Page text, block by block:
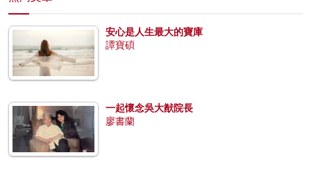
安心是人生最大的寶庫
譚寶碩
一起懷念吳大猷院長
廖書蘭